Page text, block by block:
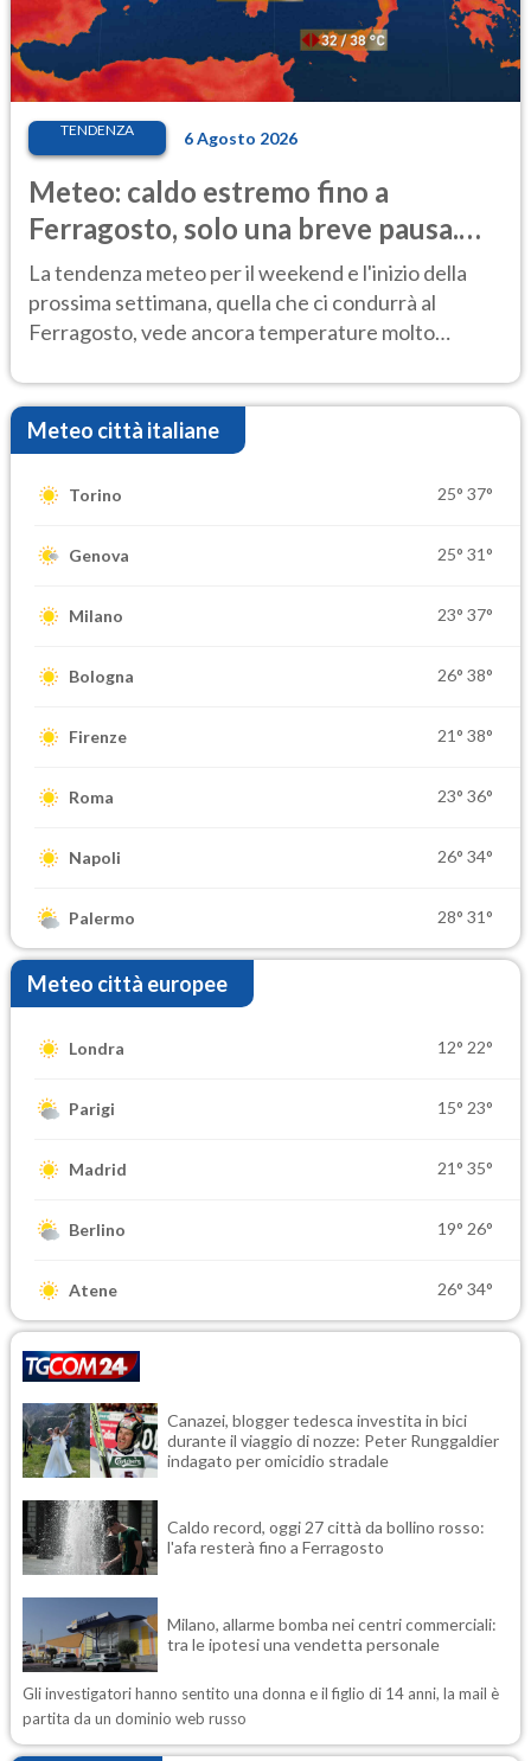
TENDENZA 6 Agosto 2026
Meteo: caldo estremo fino a
Ferragosto, solo una breve pausa.
Ecco dove
La tendenza meteo per il weekend e l'inizio della
prossima settimana, quella che ci condurrà al
Ferragosto, vede ancora temperature molto
Meteo città italiane
Torino 25° 37°
Genova 25° 31°
Milano 23° 37°
Bologna 26° 38°
Firenze 21° 38°
Roma 23° 36°
Napoli 26° 34°
Palermo 28° 31°
Meteo città europee
Londra 12° 22°
Parigi 15° 23°
Madrid 21° 35°
Berlino 19° 26°
Atene 26° 34°
Canazei, blogger tedesca investita in bici
durante il viaggio di nozze: Peter Runggaldier
indagato per omicidio stradale
Caldo record, oggi 27 città da bollino rosso:
l'afa resterà fino a Ferragosto
Milano, allarme bomba nei centri commerciali:
tra le ipotesi una vendetta personale
Gli investigatori hanno sentito una donna e il figlio di 14 anni, la mail è
partita da un dominio web russo